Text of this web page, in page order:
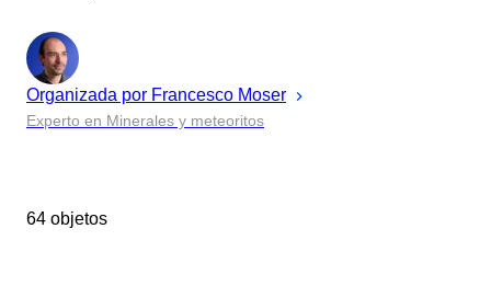
Organizada por Francesco Moser
Experto en Minerales y meteoritos
64 objetos